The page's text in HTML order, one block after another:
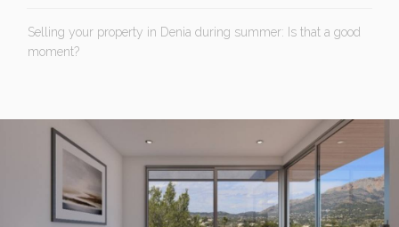
Selling your property in Denia during summer: Is that a good
moment?